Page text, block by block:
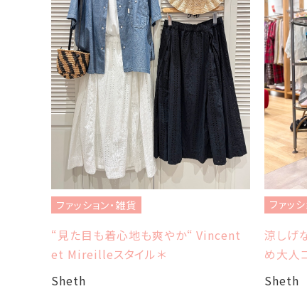
ファッション・雑貨
“見た目も着心地も爽やか“ Vincent
et Mireilleスタイル＊
Sheth
ファッシ
涼しげ
め大人
Sheth